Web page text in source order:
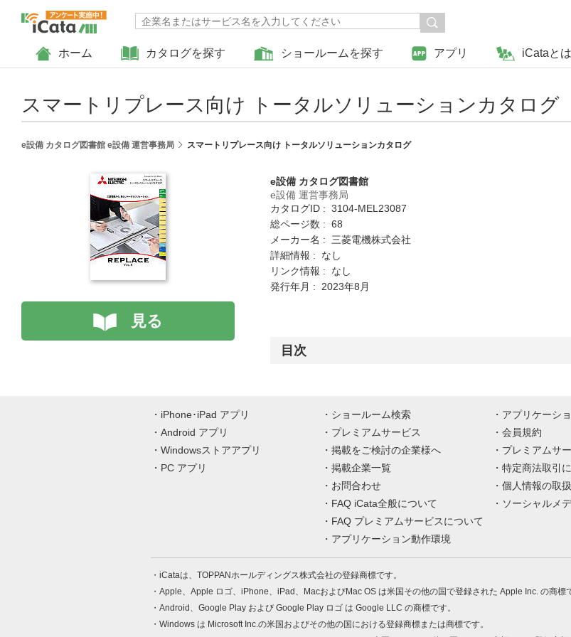
ホーム カタログを探す ショールームを探す アプリ iCataとは
スマートリプレース向け トータルソリューションカタログ
e設備 カタログ図書館 e設備 運営事務局 スマートリプレース向け トータルソリューションカタログ
見る
e設備 カタログ図書館
e設備 運営事務局
カタログID : 3104-MEL23087
総ページ数 : 68
メーカー名 : 三菱電機株式会社
詳細情報 : なし
リンク情報 : なし
発行年月 : 2023年8月
目次
iPhone･iPad アプリ
Android アプリ
Windowsストアアプリ
PC アプリ
ショールーム検索
プレミアムサービス
掲載をご検討の企業様へ
掲載企業一覧
お問合わせ
FAQ iCata全般について
FAQ プレミアムサービスについて
アプリケーション動作環境
アプリケーシ
会員規約
プレミアムサ
特定商法取引
個人情報の取
ソーシャルメ
iCataは、TOPPANホールディングス株式会社の登録商標です。
Apple、Apple ロゴ、iPhone、iPad、MacおよびMac OS は米国その他の国で登録された Apple Inc. の商標
Android、Google Play および Google Play ロゴ は Google LLC の商標です。
Windows は Microsoft Inc.の米国およびその他の国における登録商標または商標です。